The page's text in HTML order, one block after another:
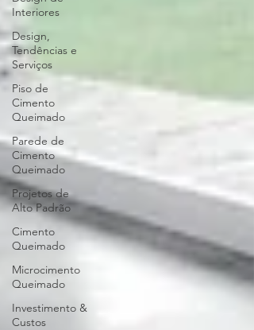
Interiores
Design,
Tendências e
Serviços
Piso de
Cimento
Queimado
Parede de
Cimento
Queimado
Projetos de
Alto Padrão
Cimento
Queimado
Microcimento
Queimado
Investimento &
Custos